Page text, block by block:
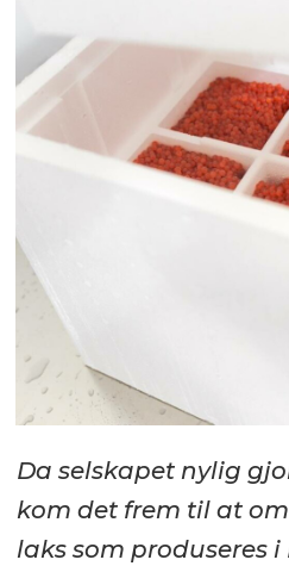
Da selskapet nylig
kom det frem til at
laks som produseres